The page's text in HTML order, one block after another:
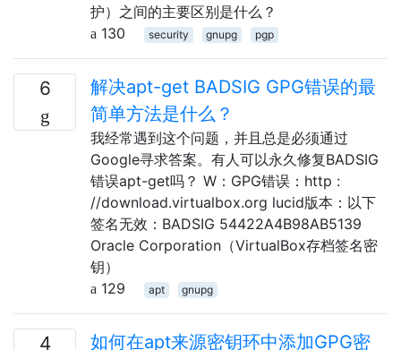
护）之间的主要区别是什么？
130
security gnupg pgp
6
解决apt-get BADSIG GPG错误的最
简单方法是什么？
我经常遇到这个问题，并且总是必须通过
Google寻求答案。有人可以永久修复BADSIG
错误apt-get吗？ W：GPG错误：http :
//download.virtualbox.org lucid版本：以下
签名无效：BADSIG 54422A4B98AB5139
Oracle Corporation（VirtualBox存档签名密
钥）
129
apt gnupg
4
如何在apt来源密钥环中添加GPG密